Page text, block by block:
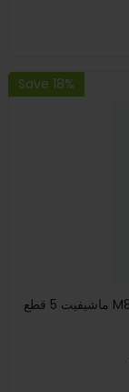
Save 18%